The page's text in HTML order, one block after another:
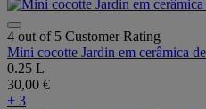
4 out of 5 Customer Rating
Mini cocotte Jardin em cerâmica
0.25 L
30,00 €
+ 3